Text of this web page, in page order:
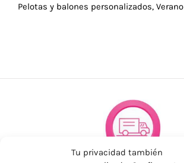
Tu privacidad también
Pelotas y balones personalizados, Verano